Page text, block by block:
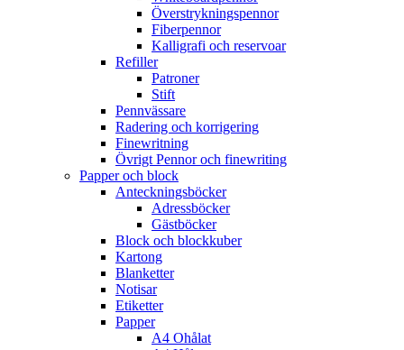
Överstrykningspennor
Fiberpennor
Kalligrafi och reservoar
Refiller
Patroner
Stift
Pennvässare
Radering och korrigering
Finewritning
Övrigt Pennor och finewriting
Papper och block
Anteckningsböcker
Adressböcker
Gästböcker
Block och blockkuber
Kartong
Blanketter
Notisar
Etiketter
Papper
A4 Ohålat